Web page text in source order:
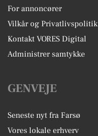
For annoncører
Vilkår og Privatlivspolitik
Kontakt VORES Digital
Administrer samtykke
GENVEJE
Seneste nyt fra Farsø
Vores lokale erhverv